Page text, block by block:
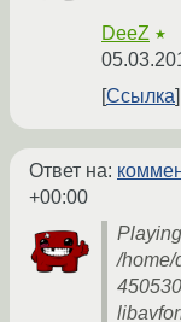
DeeZ ★
Ссылка
Ответ на:
+00:00
Playing
/home/